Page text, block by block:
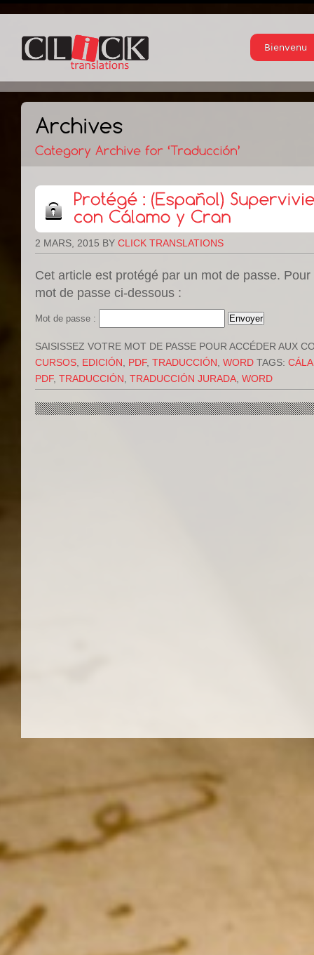
Bienvenu
2 MARS, 2015 BY CLICK TRANSLATIONS
Cet article est protégé par un mot de passe.
mot de passe ci-dessous :
Mot de passe :
SAISISSEZ VOTRE MOT DE PASSE POUR ACCÉDER AUX
CURSOS EDICIÓN PDF, TRADUCCIÓN WORD TAGS:
PDF, TRADUCCIÓN TRADUCCIÓN JURADA WORD